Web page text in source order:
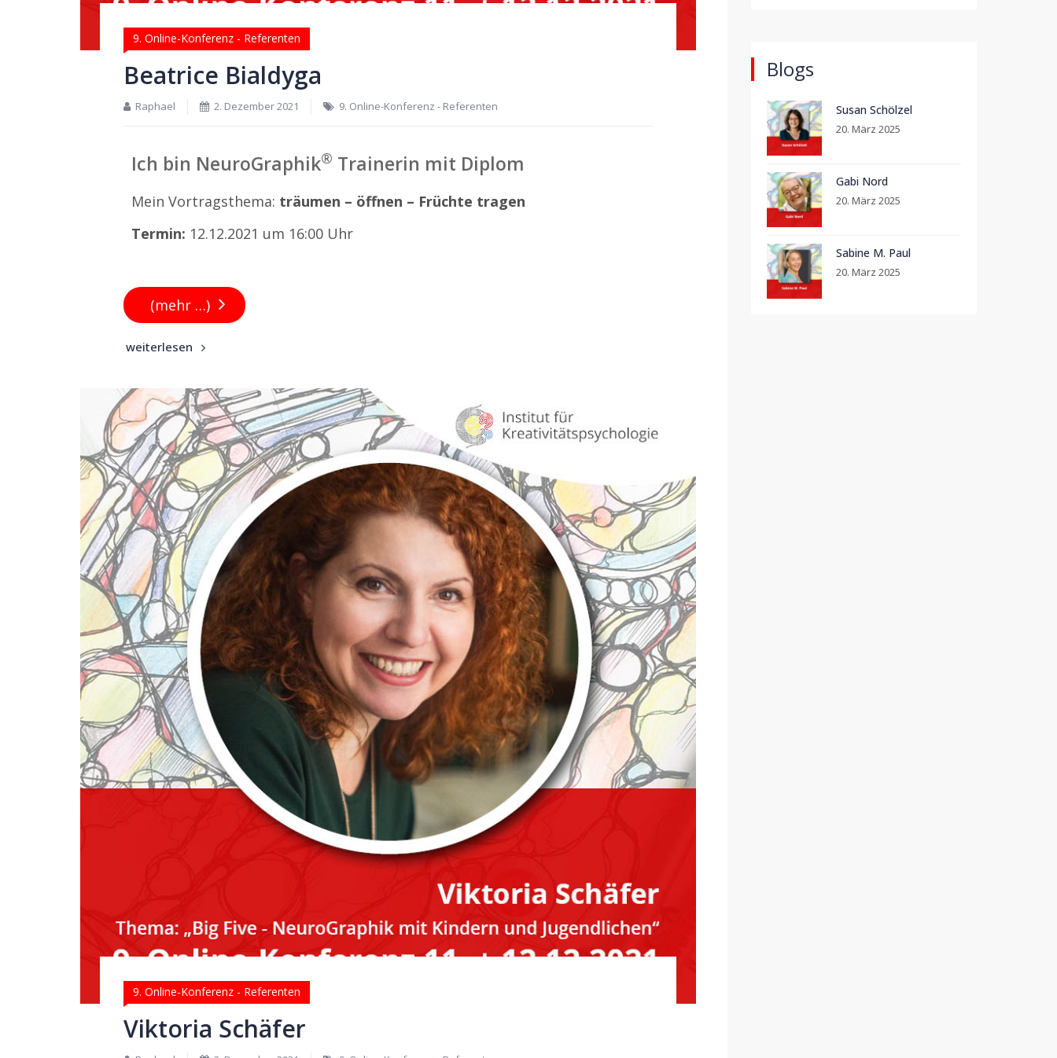
9. Online-Konferenz - Referenten
Beatrice Bialdyga
Raphael 2. Dezember 2021 9. Online-Konferenz - Referenten
Ich bin NeuroGraphik® Trainerin mit Diplom
Mein Vortragsthema: träumen – öffnen – Früchte tragen
Termin: 12.12.2021 um 16:00 Uhr
(mehr …)
weiterlesen
9. Online-Konferenz - Referenten
Viktoria Schäfer
Blogs
Susan Schölzel
20. März 2025
Gabi Nord
20. März 2025
Sabine M. Paul
20. März 2025